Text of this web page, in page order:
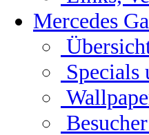
Mercedes
Specials